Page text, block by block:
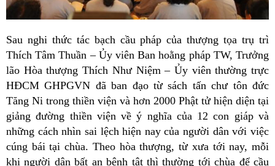
Sau nghi thức tác bạch cầu pháp của thượng tọa trụ trì
Thích Tâm Thuần – Ủy viên Ban hoằng pháp TW, Trưởng
lão Hòa thượng Thích Như Niệm – Ủy viên thường trực
HĐCM GHPGVN đã ban đạo từ sách tấn chư tôn đức
Tăng Ni trong thiền viện và hơn 2000 Phật tử hiện diện tại
giảng đường thiền viện về ý nghĩa của 12 con giáp và
những cách nhìn sai lệch hiện nay của người dân với việc
cúng bái tại chùa. Theo hòa thượng, từ xưa tới nay, mỗi
khi người dân bất an bệnh tật thì thường tới chùa để cầu